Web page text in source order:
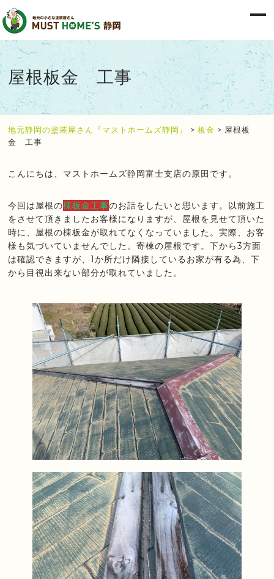
屋根板金 工事
地元静岡の塗装屋さん『マストホームズ静岡』 >板金 > 屋根板
金 工事
こんにちは、マストホームズ静岡富士支店の原田です。
今回は屋根の棟板金工事のお話をしたいと思います。以前施工
をさせて頂きましたお客様になりますが、屋根を見せて頂いた
時に、屋根の棟板金が取れてなくなっていました。実際、お客
様も気づいていませんでした。寄棟の屋根です。下から3方面
は確認できますが、1か所だけ隣接しているお家が有る為、下
から目視出来ない部分が取れていました。